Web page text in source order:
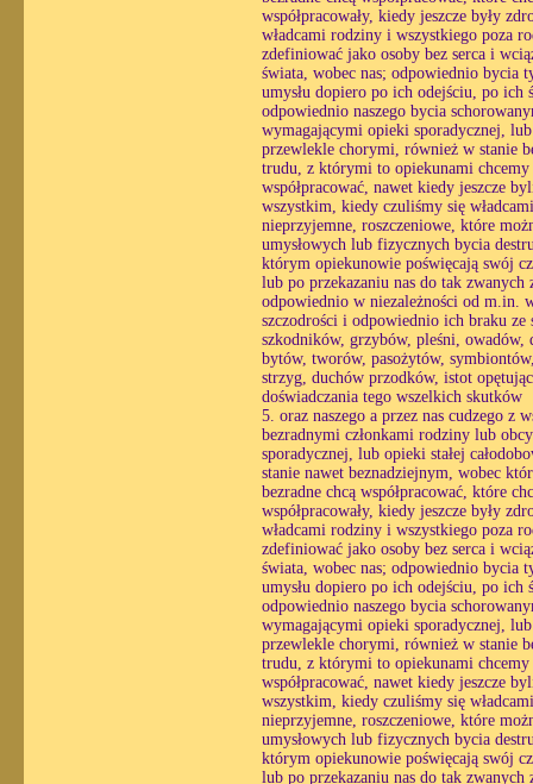
współpracowały, kiedy jeszcze były
władcami rodziny i wszystkiego poza
zdefiniować jako osoby bez serca i
świata, wobec nas; odpowiednio bycia
umysłu dopiero po ich odejściu, po ich
odpowiednio naszego bycia
wymagającymi opieki sporadycznej,
przewlekle chorymi, również w stanie
trudu, z którymi to opiekunami
współpracować, nawet kiedy jeszcze
wszystkim, kiedy czuliśmy się
nieprzyjemne, roszczeniowe, które
umysłowych lub fizycznych bycia
którym opiekunowie poświęcają swój
lub po przekazaniu nas do tak
odpowiednio w niezależności od m.in.
szczodrości i odpowiednio ich braku
szkodników, grzybów, pleśni,
bytów, tworów, pasożytów,
strzyg, duchów przodków, istot
doświadczania tego wszelkich skutków
5. oraz naszego a przez nas cudzego
bezradnymi członkami rodziny lub
sporadycznej, lub opieki stałej
stanie nawet beznadziejnym, wobec
bezradne chcą współpracować, które
współpracowały, kiedy jeszcze były
władcami rodziny i wszystkiego poza
zdefiniować jako osoby bez serca i
świata, wobec nas; odpowiednio bycia
umysłu dopiero po ich odejściu, po ich
odpowiednio naszego bycia
wymagającymi opieki sporadycznej,
przewlekle chorymi, również w stanie
trudu, z którymi to opiekunami
współpracować, nawet kiedy jeszcze
wszystkim, kiedy czuliśmy się
nieprzyjemne, roszczeniowe, które
umysłowych lub fizycznych bycia
którym opiekunowie poświęcają swój
lub po przekazaniu nas do tak